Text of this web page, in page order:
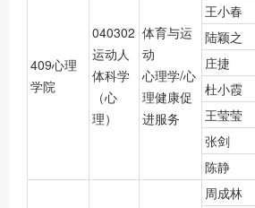
409心理
学院
040302
运动人
体科学
（心
理）
体育与运
动
心理学/心
理健康促
进服务
王小春
陆颖之
庄捷
杜小霞
王莹莹
张剑
陈静
周成林